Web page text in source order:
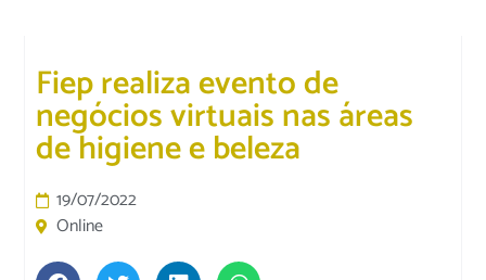
Fiep realiza evento de
negócios virtuais nas áreas
de higiene e beleza
19/07/2022
Online